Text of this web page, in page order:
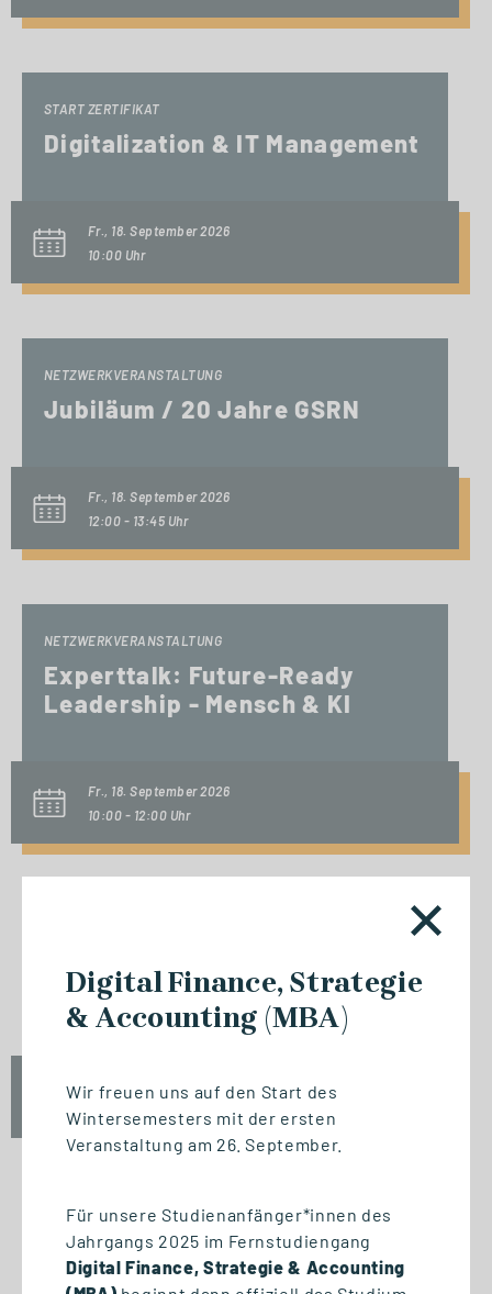
START ZERTIFIKAT
Digitalization & IT Management
Fr., 18. September 2026
10:00 Uhr
NETZWERKVERANSTALTUNG
Jubiläum / 20 Jahre GSRN
Fr., 18. September 2026
12:00 - 13:45 Uhr
NETZWERKVERANSTALTUNG
Experttalk: Future-Ready
Leadership - Mensch & KI
Fr., 18. September 2026
10:00 - 12:00 Uhr
Berufsbegleitend zum Master
oder MBA
Mi., 23. September 2026
Biomedizinische Informatik
Digital Finance, Strategie
& Accounting (MBA)
Wir freuen uns auf den Start des
Wintersemesters mit der ersten
Veranstaltung am 26. September.
Für unsere Studienanfänger*innen des
Jahrgangs 2025 im Fernstudiengang
Digital Finance, Strategie & Accounting